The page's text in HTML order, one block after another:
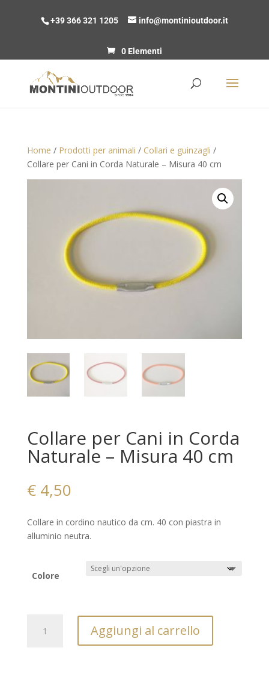
+39 366 321 1205 info@montinioutdoor.it
0 Elementi
Home / Prodotti per animali / Collari e guinzagli /
Collare per Cani in Corda Naturale – Misura 40 cm
Collare per Cani in Corda
Naturale – Misura 40 cm
€4,50
Collare in cordino nautico da cm. 40 con piastra in
alluminio neutra.
Colore
Aggiungi al carrello